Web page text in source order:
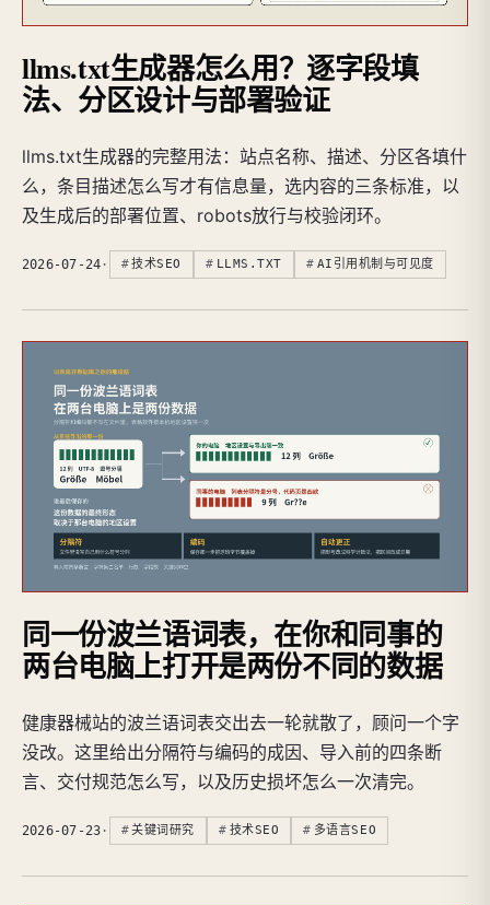
llms.txt生成器怎么用？逐字段填
法、分区设计与部署验证
llms.txt生成器的完整用法：站点名称、描述、分区各填什
么，条目描述怎么写才有信息量，选内容的三条标准，以
及生成后的部署位置、robots放行与校验闭环。
2026-07-24 · 技术SEO LLMS.TXT AI引用机制与可见度
同一份波兰语词表，在你和同事的
两台电脑上打开是两份不同的数据
健康器械站的波兰语词表交出去一轮就散了，顾问一个字
没改。这里给出分隔符与编码的成因、导入前的四条断
言、交付规范怎么写，以及历史损坏怎么一次清完。
2026-07-23 · 关键词研究 技术SEO 多语言SEO